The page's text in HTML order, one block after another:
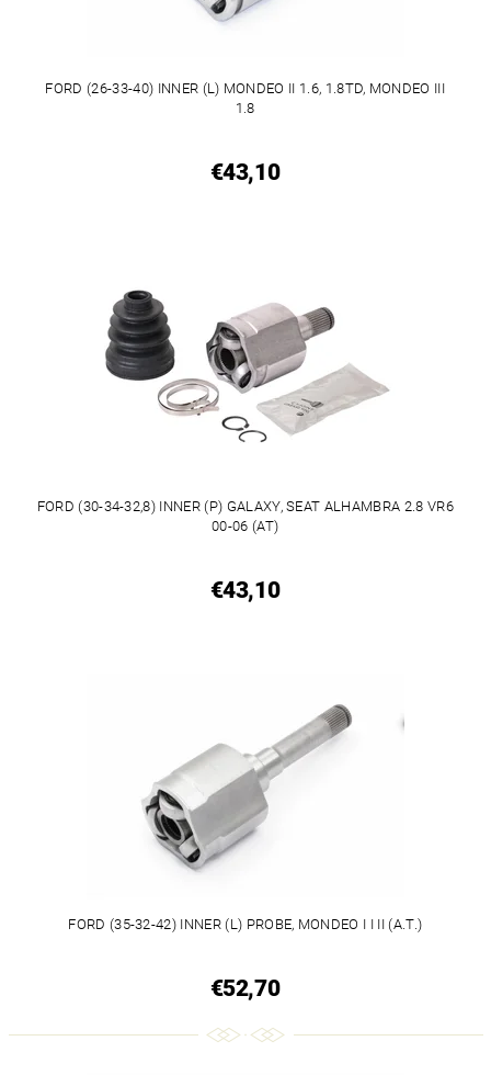
FORD (26-33-40) INNER (L) MONDEO II 1.6, 1.8TD, MONDEO III
1.8
€43,10
FORD (30-34-32,8) INNER (P) GALAXY, SEAT ALHAMBRA 2.8 VR6
00-06 (AT)
€43,10
FORD (35-32-42) INNER (L) PROBE, MONDEO I I II (A.T.)
€52,70